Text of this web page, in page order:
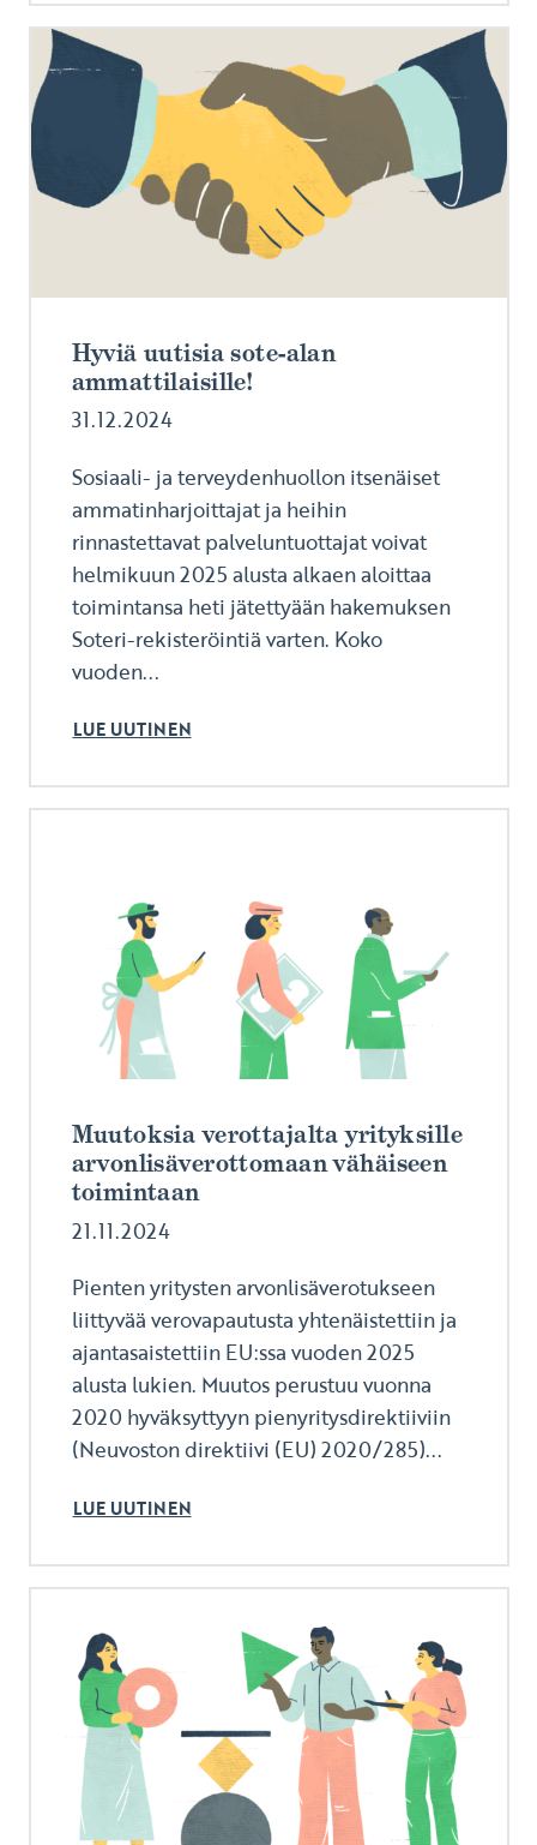
Hyviä uutisia sote-alan
ammattilaisille!
31.12.2024
Sosiaali- ja terveydenhuollon itsenäiset
ammatinharjoittajat ja heihin
rinnastettavat palveluntuottajat voivat
helmikuun 2025 alusta alkaen aloittaa
toimintansa heti jätettyään hakemuksen
Soteri-rekisteröintiä varten. Koko
vuoden...
LUE UUTINEN
Muutoksia verottajalta yrityksille
arvonlisäverottomaan vähäiseen
toimintaan
21.11.2024
Pienten yritysten arvonlisäverotukseen
liittyvää verovapautusta yhtenäistettiin ja
ajantasaistettiin EU:ssa vuoden 2025
alusta lukien. Muutos perustuu vuonna
2020 hyväksyttyyn pienyritysdirektiiviin
(Neuvoston direktiivi (EU) 2020/285)...
LUE UUTINEN